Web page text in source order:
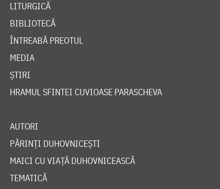
LITURGICĂ
BIBLIOTECĂ
ÎNTREABĂ PREOTUL
MEDIA
ȘTIRI
HRAMUL SFINTEI CUVIOASE PARASCHEVA
AUTORI
PĂRINȚI DUHOVNICEȘTI
MAICI CU VIAȚĂ DUHOVNICEASCĂ
TEMATICĂ